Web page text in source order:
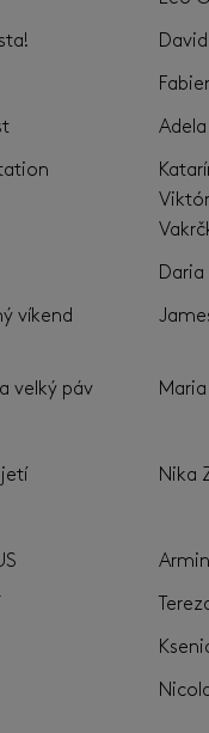
Daria
víkend
velký páv
Nika